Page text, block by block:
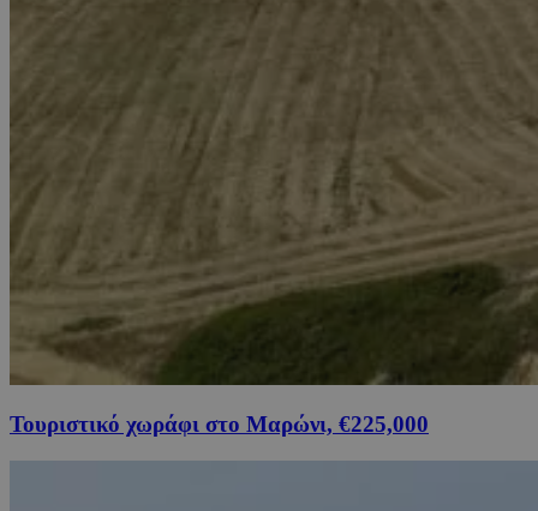
Τουριστικό χωράφι στο Μαρώνι, €225,000